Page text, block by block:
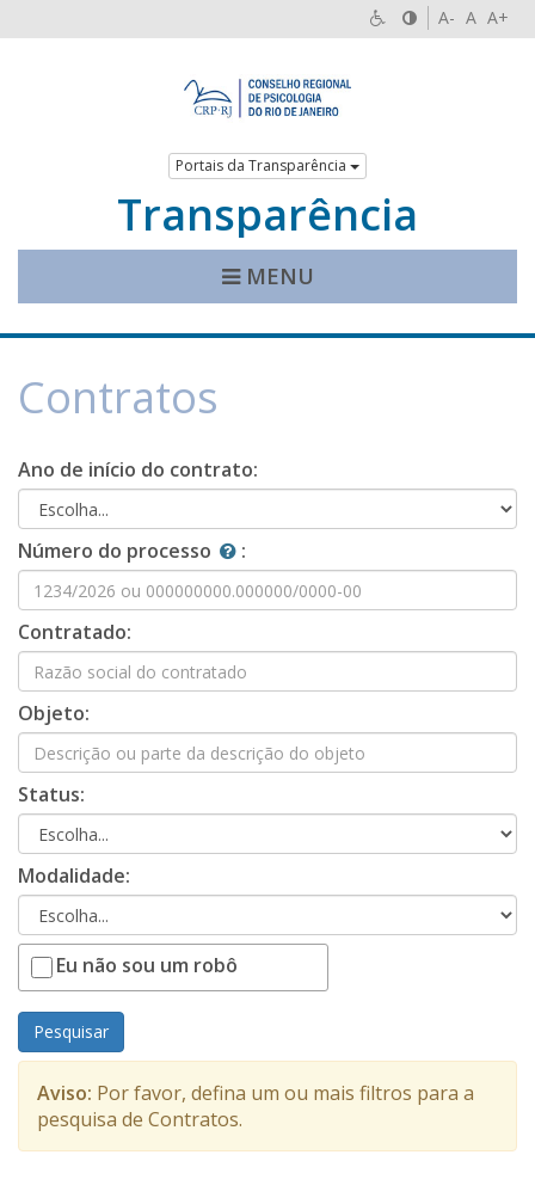
A- A A+
Portais da Transparência
Transparência
MENU
Contratos
Ano de início do contrato:
Número do processo :
Contratado:
Objeto:
Status:
Modalidade:
Eu não sou um robô
Pesquisar
Aviso: Por favor, defina um ou mais filtros para a
pesquisa de Contratos.